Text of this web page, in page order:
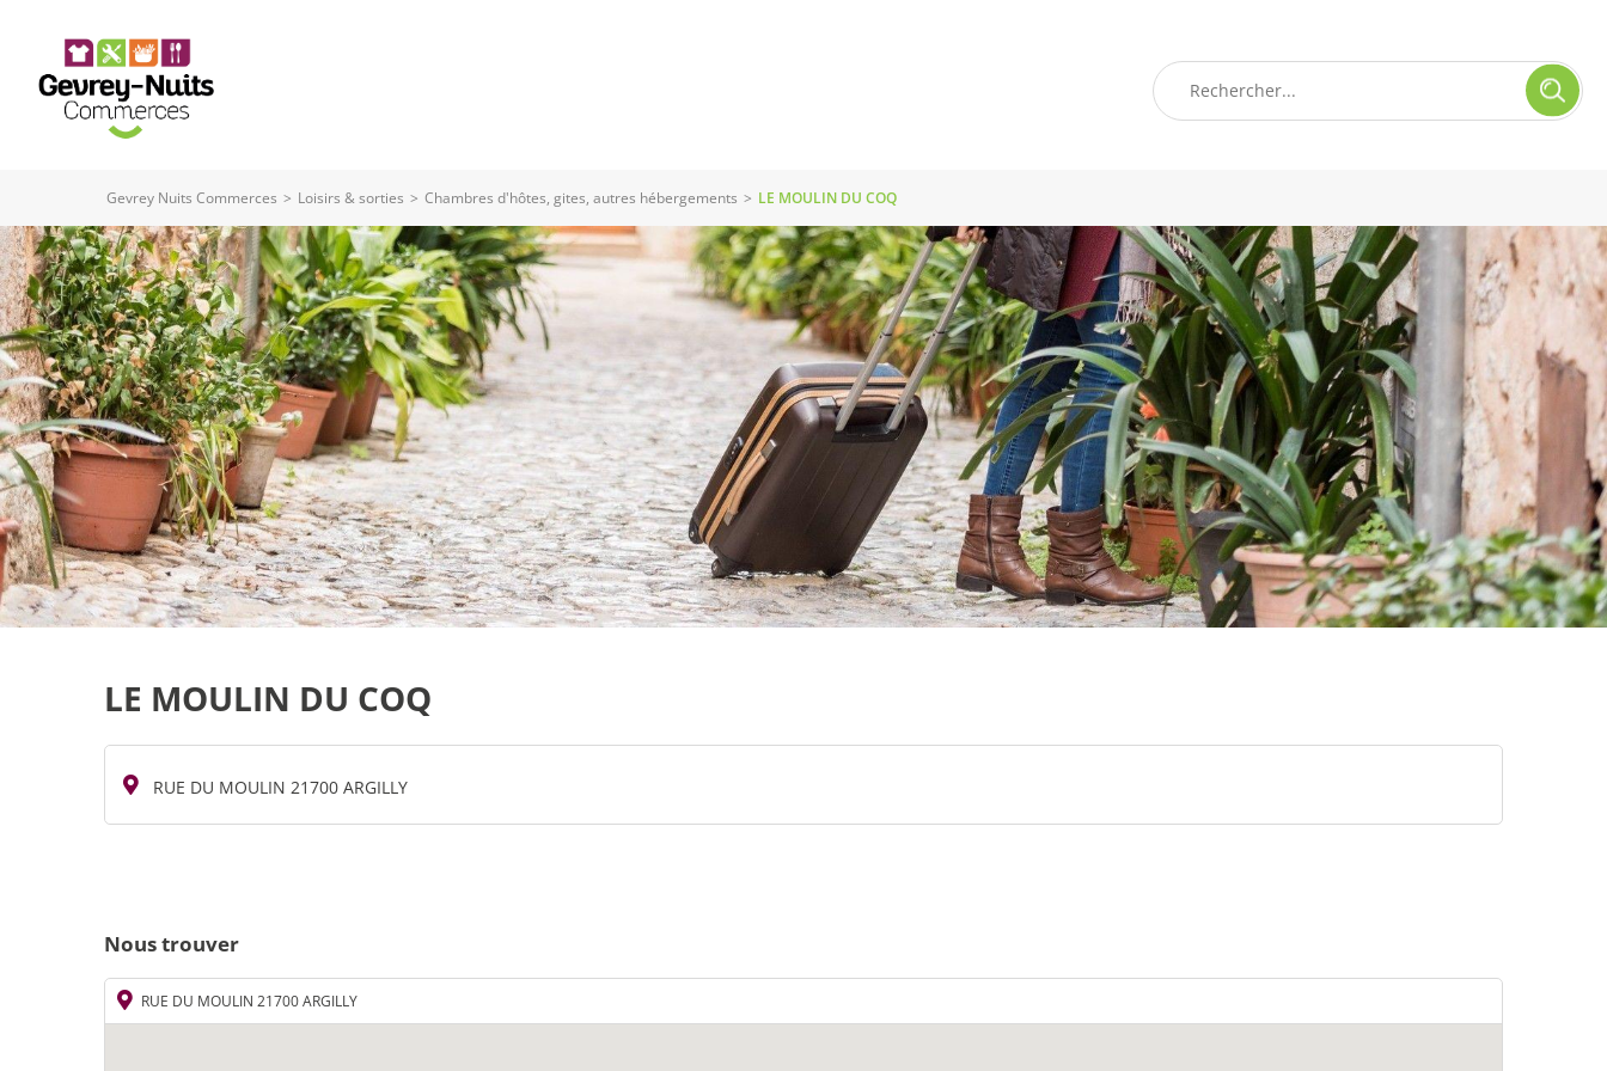
Gevrey Nuits Commerces > Loisirs & sorties > Chambres d'hôtes, gites, autres hébergements > LE MOULIN DU COQ
LE MOULIN DU COQ
RUE DU MOULIN 21700 ARGILLY
Nous trouver
RUE DU MOULIN 21700 ARGILLY